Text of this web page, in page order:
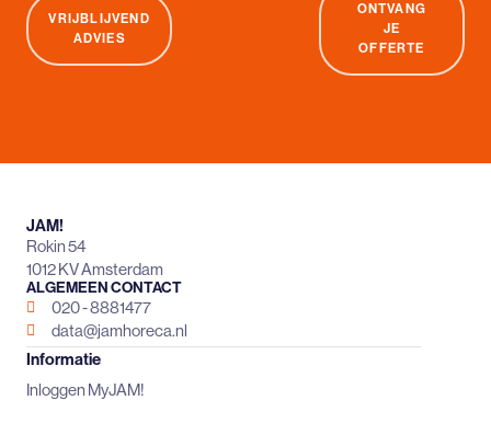
VRIJBLIJVEND
ADVIES
ONTVANG
JE
OFFERTE
JAM!
Rokin 54
1012 KV Amsterdam
ALGEMEEN CONTACT
020 - 8881477
data@jamhoreca.nl
Informatie
Inloggen MyJAM!